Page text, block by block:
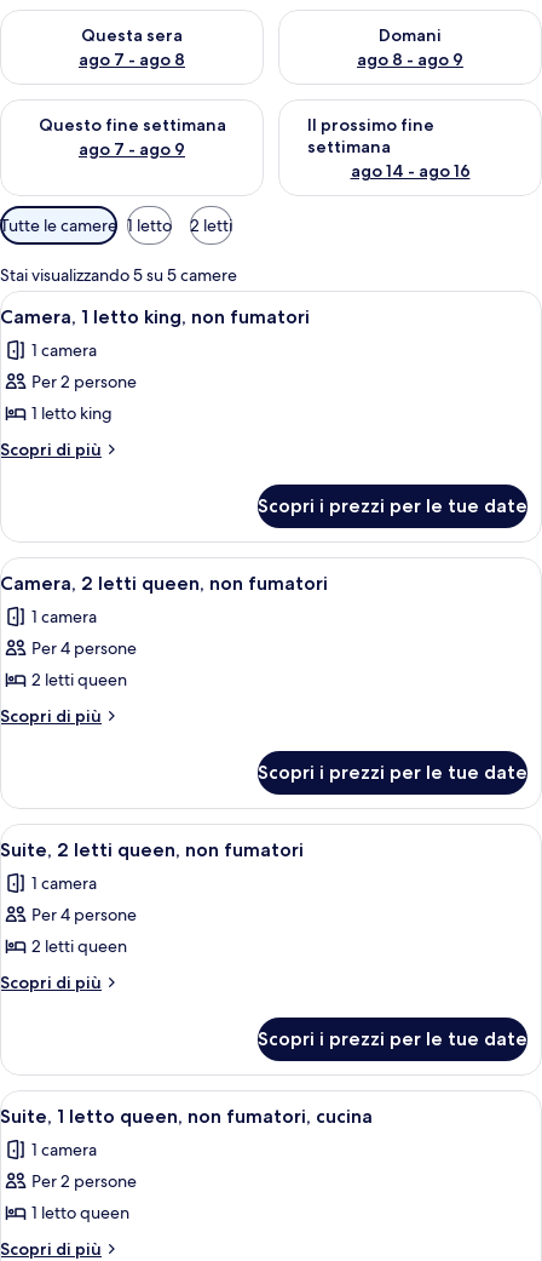
Questa sera
ago 7 - ago 8
Verifica la disponibilità per questa sera, ago 7 - ago 8
Domani
ago 8 - ago 9
Verifica la disponibilità per
Questo fine settimana
ago 7 - ago 9
Verifica la disponibilità per questo fine settimana, ago 7 - ago
Il prossimo fine
settimana
ago 14 - ago 16
Verifica la disponibilità per il
Filtri
disponibili
per
le
camere
Tutte le camere 1 letto 2 letti
Stai visualizzando 5 su 5 camere
Apri
tutte
le
foto
per
Camera,
king,
non
fumatori
Una camera d'albergo con un letto
4
Camera, 1 letto king, non fumatori
1 camera
Per 2 persone
1 letto king
Scopri di più
Altri
1
letto
king,
fumatori
Scopri i prezzi per le tue date
Apri
tutte
le
foto
per
Camera,
queen,
non
fumatori
Una camera d'albergo con due letti,
4
Camera, 2 letti queen, non fumatori
1 camera
Per 4 persone
2 letti queen
Scopri di più
Altri
2
letti
queen,
fumatori
Scopri i prezzi per le tue date
Apri
tutte
le
foto
per
Suite,
queen,
non
fumatori
Camera d'albergo moderna con un
6
Suite, 2 letti queen, non fumatori
1 camera
Per 4 persone
2 letti queen
Scopri di più
Altri
2
letti
queen,
fumatori
Scopri i prezzi per le tue date
Apri
tutte
le
foto
per
Suite,
Zona pranzo con tavolo di legno
5
Suite, 1 letto queen, non fumatori, cucina
1 camera
Per 2 persone
1 letto queen
Scopri di più
Altri